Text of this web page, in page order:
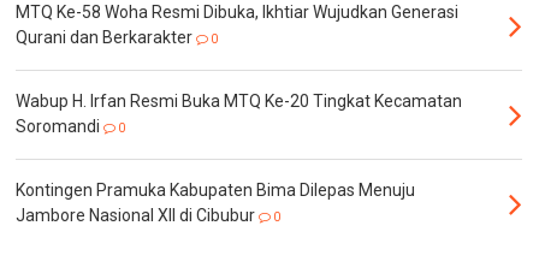
MTQ Ke-58 Woha Resmi Dibuka, Ikhtiar Wujudkan Generasi
Qurani dan Berkarakter
0
Wabup H. Irfan Resmi Buka MTQ Ke-20 Tingkat Kecamatan
Soromandi
0
Kontingen Pramuka Kabupaten Bima Dilepas Menuju
Jambore Nasional XII di Cibubur
0